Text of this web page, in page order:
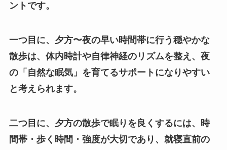
ントです。
一つ目に、夕方〜夜の早い時間帯に行う穏やかな
散歩は、体内時計や自律神経のリズムを整え、夜
の「自然な眠気」を育てるサポートになりやすい
と考えられます。
二つ目に、夕方の散歩で眠りを良くするには、時
間帯・歩く時間・強度が大切であり、就寝直前の